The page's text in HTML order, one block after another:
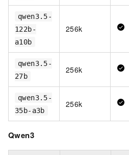
qwen3.5-
122b-
a10b
256k
qwen3.5-
27b
256k
qwen3.5-
35b-a3b
256k
Qwen3